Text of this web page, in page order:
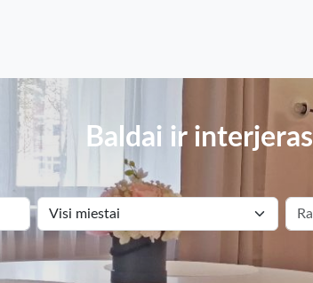
Baldai ir interjeras